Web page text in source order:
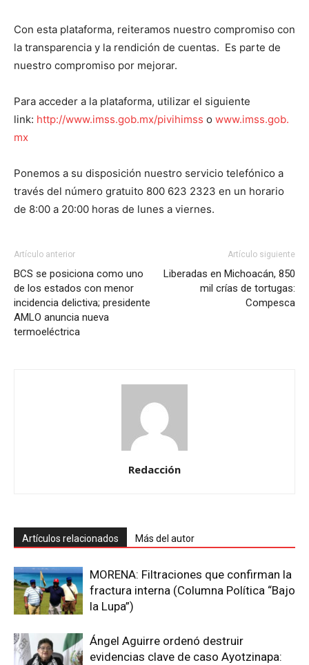
Con esta plataforma, reiteramos nuestro compromiso con
la transparencia y la rendición de cuentas. Es parte de
nuestro compromiso por mejorar.
Para acceder a la plataforma, utilizar el siguiente
link: http://www.imss.gob.mx/pivihimss o www.imss.gob.
mx
Ponemos a su disposición nuestro servicio telefónico a
través del número gratuito 800 623 2323 en un horario
de 8:00 a 20:00 horas de lunes a viernes.
Artículo anterior
BCS se posiciona como uno
de los estados con menor
incidencia delictiva; presidente
AMLO anuncia nueva
termoeléctrica
Artículo siguiente
Liberadas en Michoacán, 850
mil crías de tortugas:
Compesca
Redacción
Artículos relacionados Más del autor
MORENA: Filtraciones que confirman la
fractura interna (Columna Política “Bajo
la Lupa”)
Ángel Aguirre ordenó destruir
evidencias clave de caso Ayotzinapa: